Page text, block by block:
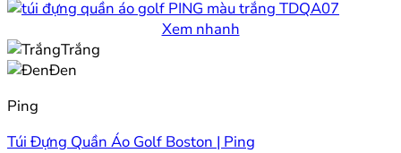
Xem nhanh
Trắng
Đen
Ping
Túi Đựng Quần Áo Golf Boston | Ping